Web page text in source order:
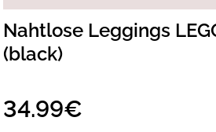
Nahtlose Leggings
(black)
34.99€